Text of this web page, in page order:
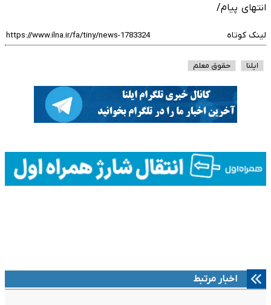
انتهای پیام/
لینک کوتاه
ایلنا حقوق معلم
اخبار مرتبط